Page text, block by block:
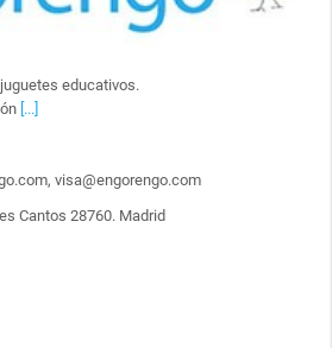
educativos.
[...]
visa@engorengo.com
Cantos 28760. Madrid